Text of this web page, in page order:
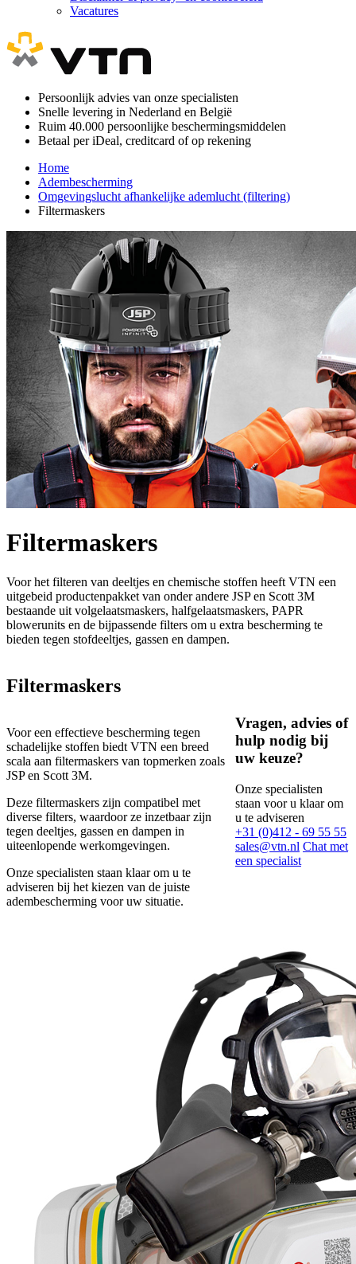
Vacatures
Persoonlijk advies van onze specialisten
Snelle levering in Nederland en België
Ruim 40.000 persoonlijke beschermingsmiddelen
Betaal per iDeal, creditcard of op rekening
Home
Adembescherming
Omgevingslucht afhankelijke ademlucht (filtering)
Filtermaskers
Filtermaskers
Voor het filteren van deeltjes en chemische stoffen heeft VTN een
uitgebeid productenpakket van onder andere JSP en Scott 3M
bestaande uit volgelaatsmaskers, halfgelaatsmaskers, PAPR
blowerunits en de bijpassende filters om u extra bescherming te
bieden tegen stofdeeltjes, gassen en dampen.
Filtermaskers
Voor een effectieve bescherming tegen
schadelijke stoffen biedt VTN een breed
scala aan filtermaskers van topmerken zoals
JSP en Scott 3M.
Deze filtermaskers zijn compatibel met
diverse filters, waardoor ze inzetbaar zijn
tegen deeltjes, gassen en dampen in
uiteenlopende werkomgevingen.
Onze specialisten staan klaar om u te
adviseren bij het kiezen van de juiste
adembescherming voor uw situatie.​
Vragen, advies of
hulp nodig bij
uw keuze?
Onze specialisten
staan voor u klaar om
u te adviseren
+31 (0)412 - 69 55 55
sales@vtn.nl Chat met
een specialist